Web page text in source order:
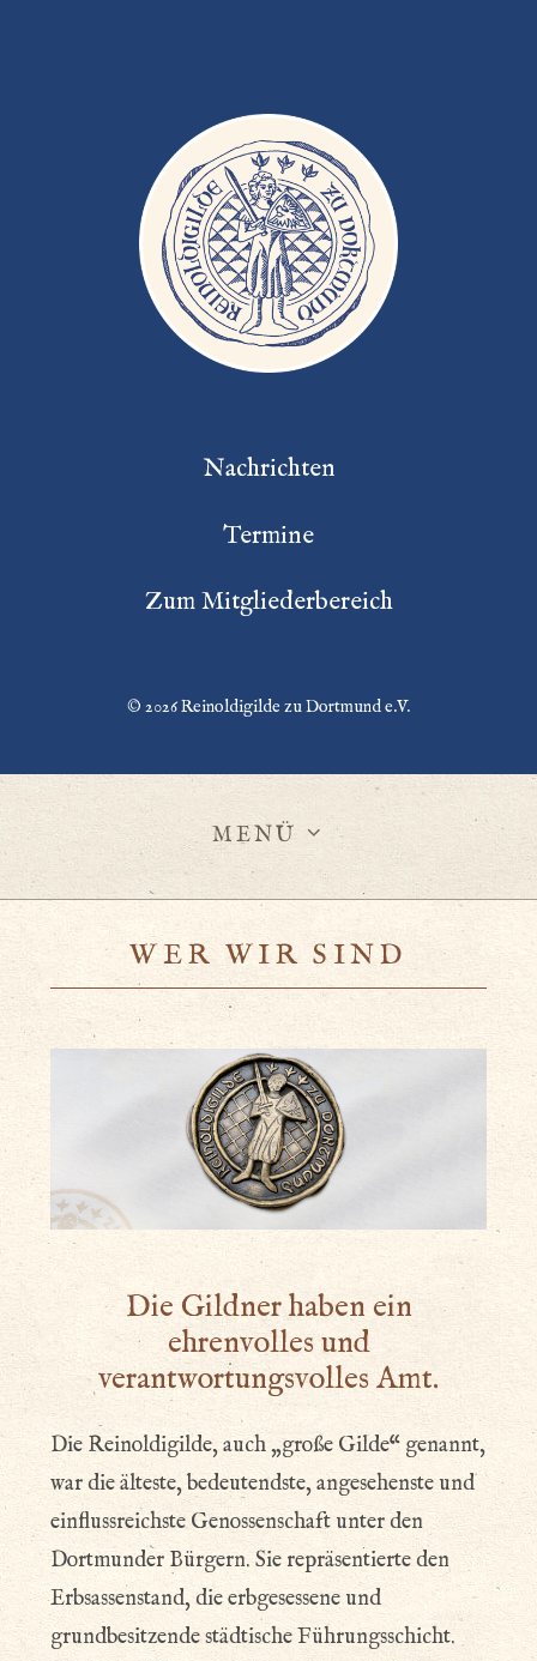
Nachrichten
Termine
Zum Mitgliederbereich
© 2026Reinoldigilde zu Dortmund e.V.
MENÜ
WER WIR SIND
Die Gildner haben ein
ehrenvolles und
verantwortungsvolles Amt.
Die Reinoldigilde, auch „große Gilde“ genannt,
war die älteste, bedeutendste, angesehenste und
einflussreichste Genossenschaft unter den
Dortmunder Bürgern. Sie repräsentierte den
Erbsassenstand, die erbgesessene und
grundbesitzende städtische Führungsschicht.